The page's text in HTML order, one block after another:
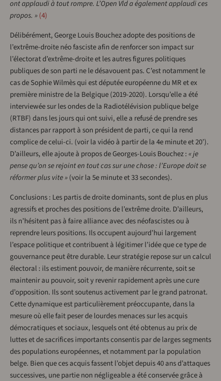
ont applaudi à tout rompre. L’Open Vld a également applaudi ces
propos. » 4
Délibérément, George Louis Bouchez adopte des positions de
l’extrême-droite néo fasciste afin de renforcer son impact sur
l’électorat d’extrême-droite et les autres figures politiques
publiques de son parti ne le désavouent pas. C’est notamment le
cas de Sophie Wilmès qui est députée européenne du MR et ex
première ministre de la Belgique (2019-2020). Lorsqu’elle a été
interviewée sur les ondes de la Radiotélévision publique belge
(RTBF) dans les jours qui ont suivi, elle a refusé de prendre ses
distances par rapport à son président de parti, ce qui la rend
complice de celui-ci. (voir la vidéo à partir de la 4e minute et 20’).
D’ailleurs, elle ajoute à propos de Georges-Louis Bouchez :« je
pense qu’on se rejoint en tout cas sur une chose : l’Europe doit se
réformer plus vite »(voir la 5e minute et 33 secondes).
Conclusions : Les partis de droite dominants, sont de plus en plus
agressifs et proches des positions de l’extrême droite. D’ailleurs,
ils n’hésitent pas à faire alliance avec des néofascistes ou à
reprendre leurs positions. Ils occupent aujourd’hui largement
l’espace politique et contribuent à légitimer l’idée que ce type de
gouvernance peut être durable. Leur stratégie repose sur un calcul
électoral : ils estiment pouvoir, de manière récurrente, soit se
maintenir au pouvoir, soit y revenir rapidement après une cure
d’opposition. Ils sont soutenus activement par le grand patronat.
Cette dynamique est particulièrement préoccupante, dans la
mesure où elle fait peser de lourdes menaces sur les acquis
démocratiques et sociaux, lesquels ont été obtenus au prix de
luttes et de sacrifices importants consentis par de larges segments
des populations européennes, et notamment par la population
belge. Bien que ces acquis fassent l’objet depuis 40 ans d’attaques
successives, une partie non négligeable a été conservée grâce à